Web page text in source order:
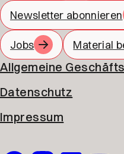
Newsletter abonnieren
Jobs Material
Allgemeine
Datenschutz
Impressum